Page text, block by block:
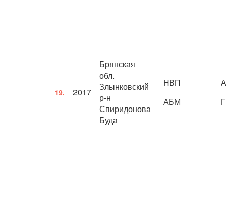
19. 2017
Брянская
обл.
Злынковский
р-н
Спиридонова
Буда
НВП
АБМ
А
Г